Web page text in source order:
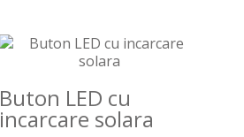
Buton LED cu
incarcare solara